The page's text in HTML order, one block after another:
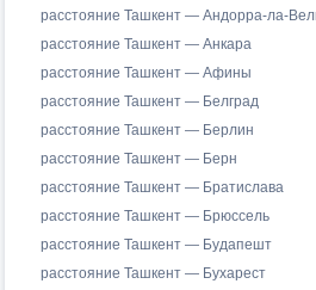
расстояние Ташкент — Андорра-ла-
расстояние Ташкент — Анкара
расстояние Ташкент — Афины
расстояние Ташкент — Белград
расстояние Ташкент — Берлин
расстояние Ташкент — Берн
расстояние Ташкент — Братислава
расстояние Ташкент — Брюссель
расстояние Ташкент — Будапешт
расстояние Ташкент — Бухарест